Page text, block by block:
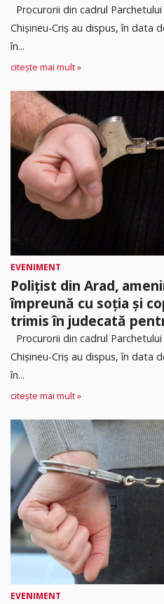
Procurorii din cadrul
Chișineu-Criș au dispus, în data
în...
citește mai mult »
EVENIMENT
Polițist din Arad,
împreună cu soția și
trimis în judecată
Procurorii din cadrul
Chișineu-Criș au dispus, în data
în...
citește mai mult »
EVENIMENT